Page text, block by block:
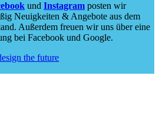
undInstagram posten wir
Neuigkeiten & Angebote aus dem
Außerdem freuen wir uns über eine
bei Facebook und Google.
the future